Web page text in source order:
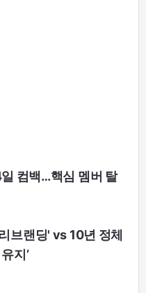
컴백…핵심 멤버 탈
브랜딩' vs 10년 정체
지’